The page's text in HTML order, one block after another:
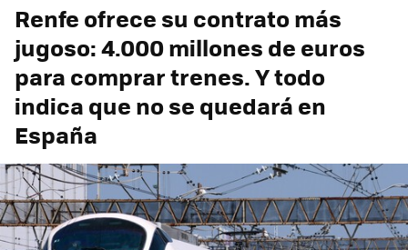
Renfe ofrece su contrato más
jugoso: 4.000 millones de euros
para comprar trenes. Y todo
indica que no se quedará en
España